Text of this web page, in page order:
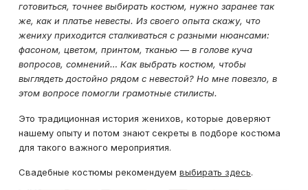
готовиться, точнее выбирать костюм, нужно заранее так
же, как и платье невесты. Из своего опыта скажу, что
жениху приходится сталкиваться с разными нюансами:
фасоном, цветом, принтом, тканью — в голове куча
вопросов, сомнений… Как выбрать костюм, чтобы
выглядеть достойно рядом с невестой? Но мне повезло, в
этом вопросе помогли грамотные стилисты.
Это традиционная история женихов, которые доверяют
нашему опыту и потом знают секреты в подборе костюма
для такого важного мероприятия.
Свадебные костюмы рекомендуем выбирать здесь.